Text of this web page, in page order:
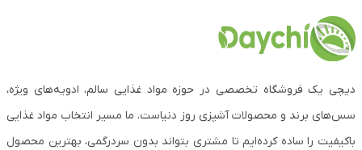
دیچی یک فروشگاه تخصصی در حوزه مواد غذایی سالم، ادویه‌های ویژه،
سس‌های برند و محصولات آشپزی روز دنیاست. ما مسیر انتخاب مواد غذایی
باکیفیت را ساده کرده‌ایم تا مشتری بتواند بدون سردرگمی، بهترین محصول